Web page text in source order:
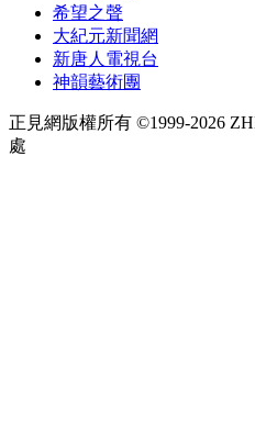
希望之聲
大紀元新聞網
新唐人電視台
神韻藝術團
正見網版權所有 ©1999-2026
處